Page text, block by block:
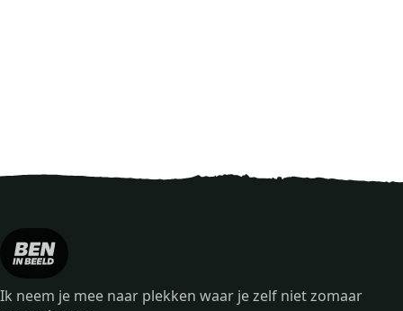
Ik neem je mee naar plekken waar je zelf niet zomaar